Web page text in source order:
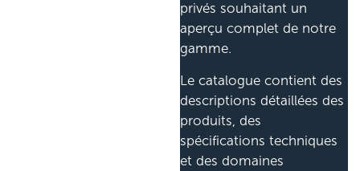
privés souhaitant un
aperçu complet de notre
gamme.
Le catalogue contient des
descriptions détaillées des
produits, des
spécifications techniques
et des domaines